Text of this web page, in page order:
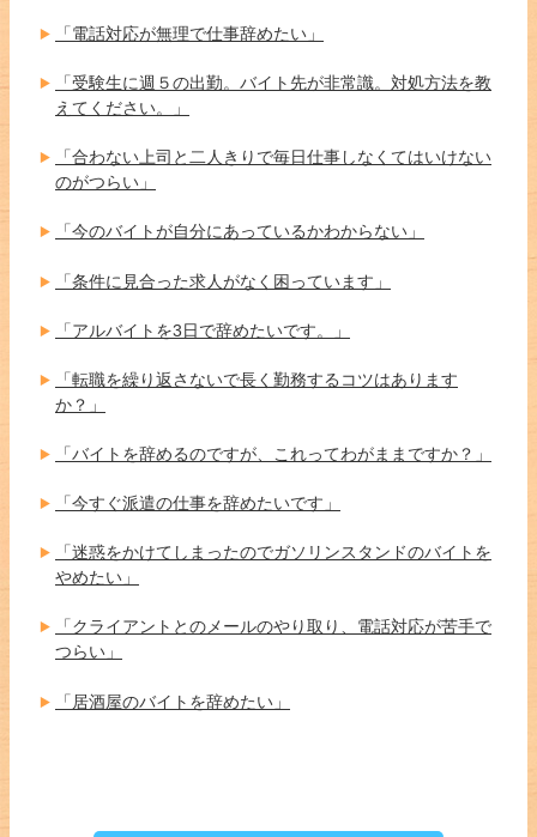
「電話対応が無理で仕事辞めたい」
「受験生に週５の出勤。バイト先が非常識。対処方法を教
えてください。」
「合わない上司と二人きりで毎日仕事しなくてはいけない
のがつらい」
「今のバイトが自分にあっているかわからない」
「条件に見合った求人がなく困っています」
「アルバイトを3日で辞めたいです。」
「転職を繰り返さないで長く勤務するコツはあります
か？」
「バイトを辞めるのですが、これってわがままですか？」
「今すぐ派遣の仕事を辞めたいです」
「迷惑をかけてしまったのでガソリンスタンドのバイトを
やめたい」
「クライアントとのメールのやり取り、電話対応が苦手で
つらい」
「居酒屋のバイトを辞めたい」